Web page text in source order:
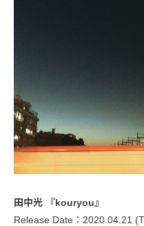
田中光 『kouryou』
Release Date：2020.04.21